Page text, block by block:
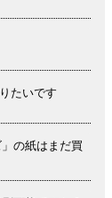
たいです
の紙はまだ買